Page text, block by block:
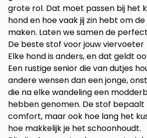
grote rol. Dat moet passen bij het
hond en hoe vaak jij zin hebt om
maken. Laten we samen de
De beste stof voor jouw viervoeter
Elke hond is anders, en dat geldt
Een rustige senior die van dutjes
andere wensen dan een jonge,
die na elke wandeling een
hebben genomen. De stof
comfort, maar ook hoe lang het
hoe makkelijk je het schoonhoudt.